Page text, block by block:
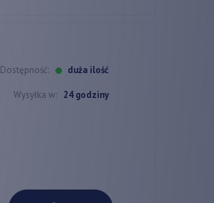
Dostępność: duża ilość
Wysyłka w: 24 godziny